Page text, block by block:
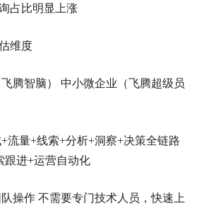
占比明显上涨
维度
腾智脑） 中小微企业（飞腾超级员
流量+线索+分析+洞察+决策全链路
跟进+运营自动化
操作 不需要专门技术人员，快速上